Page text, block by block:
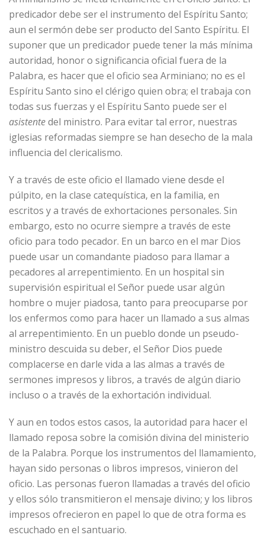
predicador debe ser el instrumento del Espíritu Santo;
aun el sermón debe ser producto del Santo Espíritu. El
suponer que un predicador puede tener la más mínima
autoridad, honor o significancia oficial fuera de la
Palabra, es hacer que el oficio sea Arminiano; no es el
Espíritu Santo sino el clérigo quien obra; el trabaja con
todas sus fuerzas y el Espíritu Santo puede ser el
asistentedel ministro. Para evitar tal error, nuestras
iglesias reformadas siempre se han desecho de la mala
influencia del clericalismo.
Y a través de este oficio el llamado viene desde el
púlpito, en la clase catequística, en la familia, en
escritos y a través de exhortaciones personales. Sin
embargo, esto no ocurre siempre a través de este
oficio para todo pecador. En un barco en el mar Dios
puede usar un comandante piadoso para llamar a
pecadores al arrepentimiento. En un hospital sin
supervisión espiritual el Señor puede usar algún
hombre o mujer piadosa, tanto para preocuparse por
los enfermos como para hacer un llamado a sus almas
al arrepentimiento. En un pueblo donde un pseudo-
ministro descuida su deber, el Señor Dios puede
complacerse en darle vida a las almas a través de
sermones impresos y libros, a través de algún diario
incluso o a través de la exhortación individual.
Y aun en todos estos casos, la autoridad para hacer el
llamado reposa sobre la comisión divina del ministerio
de la Palabra. Porque los instrumentos del llamamiento,
hayan sido personas o libros impresos, vinieron del
oficio. Las personas fueron llamadas a través del oficio
y ellos sólo transmitieron el mensaje divino; y los libros
impresos ofrecieron en papel lo que de otra forma es
escuchado en el santuario.